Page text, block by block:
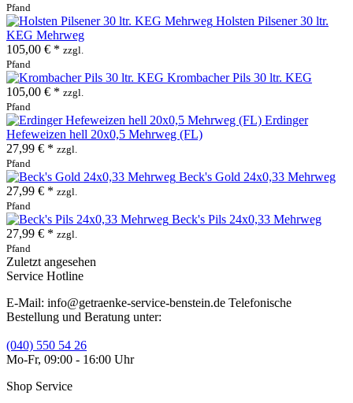
Pfand
Holsten Pilsener 30 ltr.
KEG Mehrweg
105,00 € * zzgl.
Pfand
Krombacher Pils 30 ltr. KEG
105,00 € * zzgl.
Pfand
Erdinger
Hefeweizen hell 20x0,5 Mehrweg (FL)
27,99 € * zzgl.
Pfand
Beck's Gold 24x0,33 Mehrweg
27,99 € * zzgl.
Pfand
Beck's Pils 24x0,33 Mehrweg
27,99 € * zzgl.
Pfand
Zuletzt angesehen
Service Hotline
E-Mail: info@getraenke-service-benstein.de Telefonische
Bestellung und Beratung unter:
(040) 550 54 26
Mo-Fr, 09:00 - 16:00 Uhr
Shop Service